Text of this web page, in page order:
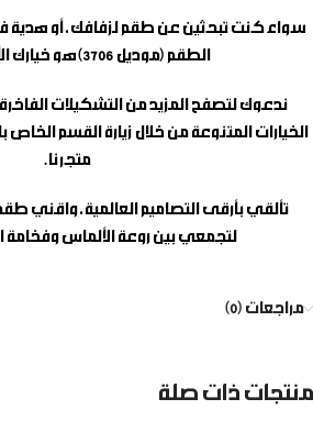
سواء كنت تبحثين عن طقم لزفافك، أو هدية
الطقم (موديل 3706) هو خيارك الأبرز والأمثل.
ندعوك لتصفح المزيد من التشكيلات
الخيارات المتنوعة من خلال زيارة القسم
متجرنا.
تألقي بأرقى التصاميم العالمية، واقني
لتجمعي بين روعة الألماس
مراجعات (0)
منتجات ذات صلة